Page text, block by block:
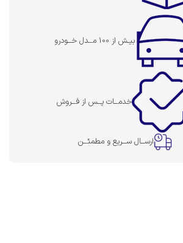
بیـش از 100 مــدل خــودرو
خدمــات پــس از فــروش
ارســال ســریع و مطمئــن